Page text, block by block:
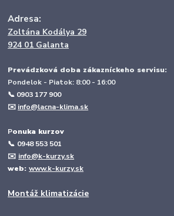
Adresa:
Zoltána Kodálya 29
924 01 Galanta
Prevádzková doba zákazníckeho servisu:
Pondelok - Piatok: 8:00 - 16:00
📞 0903 177 900
✉️ info@lacna-klima.sk
Ponuka kurzov
📞 0948 553 501
✉️ info@k-kurzy.sk
web:www.k-kurzy.sk
Montáž klimatizácie